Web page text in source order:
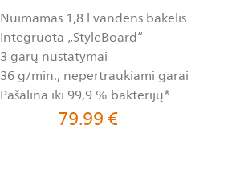
Nuimamas 1,8 l vandens bakelis
Integruota „StyleBoard“
3 garų nustatymai
36 g/min., nepertraukiami garai
Pašalina iki 99,9 % bakterijų*
79.99€